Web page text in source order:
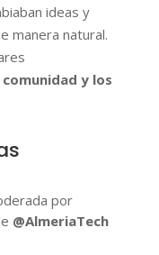
ideas y
manera natural.
y los
por
@AlmeriaTech